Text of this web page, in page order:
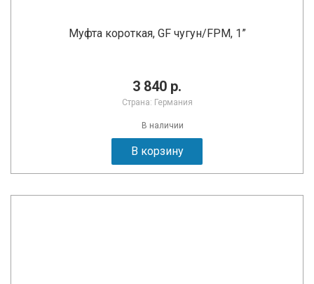
Муфта короткая, GF чугун/FPM, 1”
3 840 р.
Страна: Германия
В наличии
В корзину